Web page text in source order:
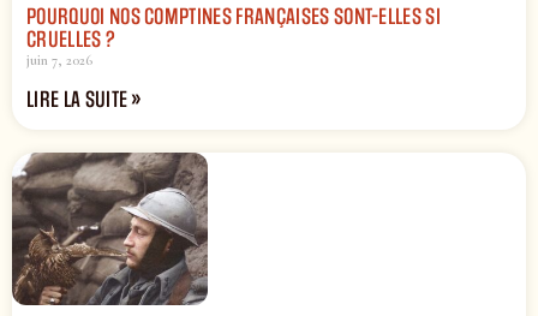
POURQUOI NOS COMPTINES FRANÇAISES SONT-ELLES SI
CRUELLES ?
juin 7, 2026
LIRE LA SUITE »